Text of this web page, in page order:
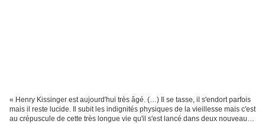
« Henry Kissinger est aujourd'hui très âgé. (…) Il se tasse, il s'endort parfois
mais il reste lucide. Il subit les indignités physiques de la vieillesse mais c'est
au crépuscule de cette très longue vie qu'il s'est lancé dans deux nouveaux